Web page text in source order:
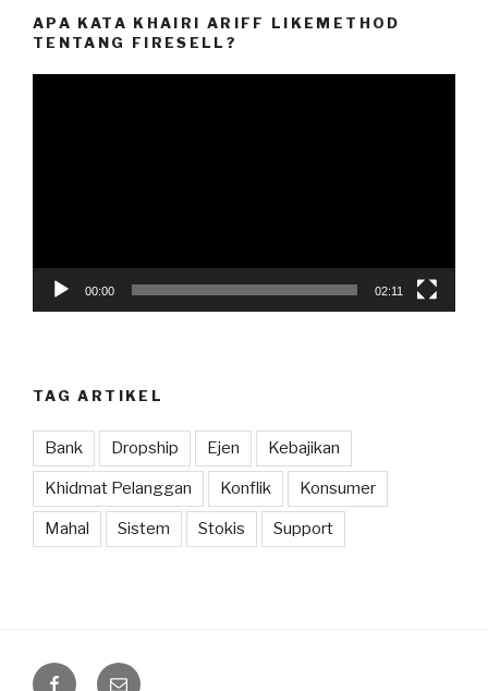
APA KATA KHAIRI ARIFF LIKEMETHOD
TENTANG FIRESELL?
00:00 02:11
TAG ARTIKEL
Bank Dropship Ejen Kebajikan
Khidmat Pelanggan Konflik Konsumer
Mahal Sistem Stokis Support
FacebookEmail